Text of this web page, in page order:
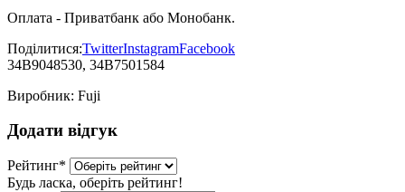
Оплата - Приватбанк або Монобанк.
Поділитися:TwitterInstagramFacebook
34B9048530, 34B7501584
Виробник: Fuji
Додати відгук
Рейтинг*
Будь ласка, оберіть рейтинг!